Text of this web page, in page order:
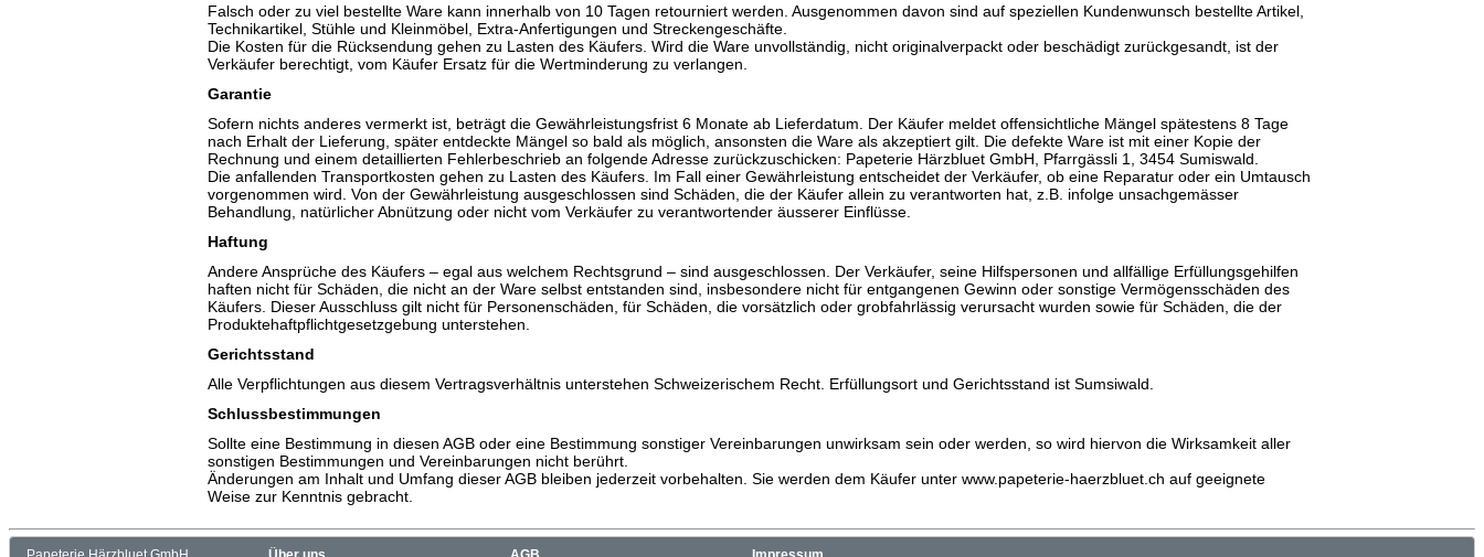
Falsch oder zu viel bestellte Ware kann innerhalb von 10 Tagen retourniert werden. Ausgenommen davon sind auf speziellen Kundenwunsch bestellte Artikel,
Technikartikel, Stühle und Kleinmöbel, Extra-Anfertigungen und Streckengeschäfte.
Die Kosten für die Rücksendung gehen zu Lasten des Käufers. Wird die Ware unvollständig, nicht originalverpackt oder beschädigt zurückgesandt, ist der
Verkäufer berechtigt, vom Käufer Ersatz für die Wertminderung zu verlangen.
Garantie
Sofern nichts anderes vermerkt ist, beträgt die Gewährleistungsfrist 6 Monate ab Lieferdatum. Der Käufer meldet offensichtliche Mängel spätestens 8 Tage
nach Erhalt der Lieferung, später entdeckte Mängel so bald als möglich, ansonsten die Ware als akzeptiert gilt. Die defekte Ware ist mit einer Kopie der
Rechnung und einem detaillierten Fehlerbeschrieb an folgende Adresse zurückzuschicken: Papeterie Härzbluet GmbH, Pfarrgässli 1, 3454 Sumiswald.
Die anfallenden Transportkosten gehen zu Lasten des Käufers. Im Fall einer Gewährleistung entscheidet der Verkäufer, ob eine Reparatur oder ein Umtausch
vorgenommen wird. Von der Gewährleistung ausgeschlossen sind Schäden, die der Käufer allein zu verantworten hat, z.B. infolge unsachgemässer
Behandlung, natürlicher Abnützung oder nicht vom Verkäufer zu verantwortender äusserer Einflüsse.
Haftung
Andere Ansprüche des Käufers – egal aus welchem Rechtsgrund – sind ausgeschlossen. Der Verkäufer, seine Hilfspersonen und allfällige Erfüllungsgehilfen
haften nicht für Schäden, die nicht an der Ware selbst entstanden sind, insbesondere nicht für entgangenen Gewinn oder sonstige Vermögensschäden des
Käufers. Dieser Ausschluss gilt nicht für Personenschäden, für Schäden, die vorsätzlich oder grobfahrlässig verursacht wurden sowie für Schäden, die der
Produktehaftpflichtgesetzgebung unterstehen.
Gerichtsstand
Alle Verpflichtungen aus diesem Vertragsverhältnis unterstehen Schweizerischem Recht. Erfüllungsort und Gerichtsstand ist Sumsiwald.
Schlussbestimmungen
Sollte eine Bestimmung in diesen AGB oder eine Bestimmung sonstiger Vereinbarungen unwirksam sein oder werden, so wird hiervon die Wirksamkeit aller
sonstigen Bestimmungen und Vereinbarungen nicht berührt.
Änderungen am Inhalt und Umfang dieser AGB bleiben jederzeit vorbehalten. Sie werden dem Käufer unter www.papeterie-haerzbluet.ch auf geeignete
Weise zur Kenntnis gebracht.